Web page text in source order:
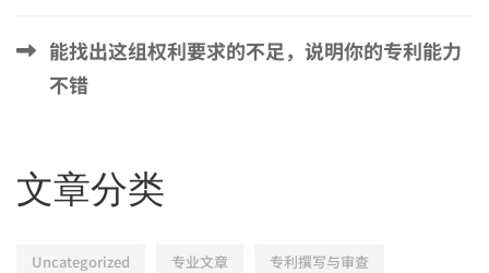
能找出这组权利要求的不足，说明你的专利能力
不错
文章分类
Uncategorized 专业文章 专利撰写与审查